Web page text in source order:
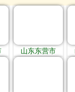
山东东营市